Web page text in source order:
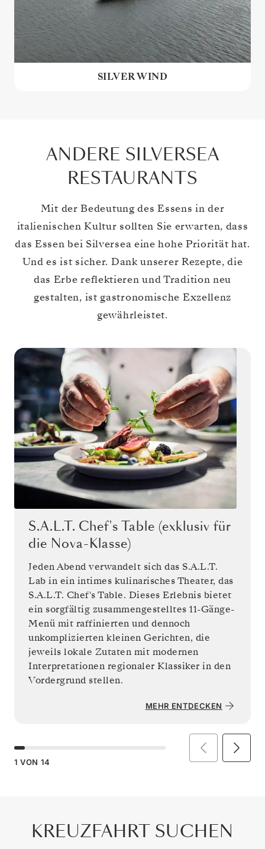
SILVER WIND
ANDERE SILVERSEA
RESTAURANTS
Mit der Bedeutung des Essens in der
italienischen Kultur sollten Sie erwarten, dass
das Essen bei Silversea eine hohe Priorität hat.
Und es ist sicher. Dank unserer Rezepte, die
das Erbe reflektieren und Tradition neu
gestalten, ist gastronomische Exzellenz
gewährleistet.
S.A.L.T. Chef's Table (exklusiv für
die Nova-Klasse)
Jeden Abend verwandelt sich das S.A.L.T.
Lab in ein intimes kulinarisches Theater, das
S.A.L.T. Chef's Table. Dieses Erlebnis bietet
ein sorgfältig zusammengestelltes 11-Gänge-
Menü mit raffinierten und dennoch
unkomplizierten kleinen Gerichten, die
jeweils lokale Zutaten mit modernen
Interpretationen regionaler Klassiker in den
Vordergrund stellen.
MEHR ENTDECKEN
1 VON 14
KREUZFAHRT SUCHEN